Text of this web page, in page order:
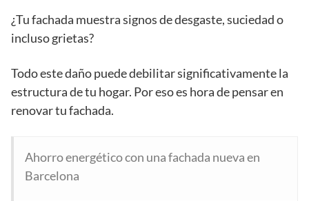
¿Tu fachada muestra signos de desgaste, suciedad o
incluso grietas?
Todo este daño puede debilitar significativamente la
estructura de tu hogar. Por eso es hora de pensar en
renovar tu fachada.
Ahorro energético con una fachada nueva en
Barcelona